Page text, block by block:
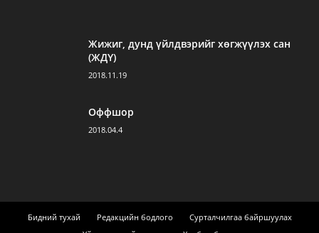
Жижиг, дунд үйлдвэрийг хөгжүүлэх сан
(ЖДҮ)
2018.11.19
Оффшор
2018.04.4
Бидний тухай Редакцийн бодлого
Сурталчилгаа байршуулах